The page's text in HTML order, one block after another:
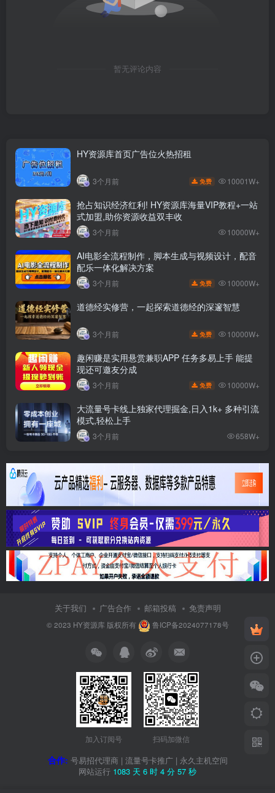
暂无评论内容
HY资源库首页广告位火热招租
3个月前 免费 10001W+
抢占知识经济红利! HY资源库海量VIP教程+一站
式加盟,助你资源收益双丰收
3个月前 10000W+
AI电影全流程制作，脚本生成与视频设计，配音
配乐一体化解决方案
3个月前 免费 10000W+
道德经实修营，一起探索道德经的深邃智慧
3个月前 免费 10000W+
趣闲赚是实用悬赏兼职APP 任务多易上手 能提
现还可邀友分成
3个月前 免费 10000W+
大流量号卡线上独家代理掘金,日入1k+ 多种引流
模式,轻松上手
3个月前 658W+
关于我们 广告合作 邮箱投稿 免责声明
© 2023 HY资源库版权所有 鲁ICP备2024077178号
加入订阅号 扫码加微信
合作: 号易招代理商 | 流量号卡推广| 永久主机空间
网站运行 1083 天 6 时 4 分 57 秒